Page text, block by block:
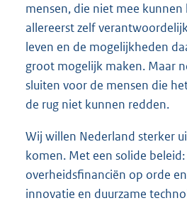
mensen, die niet mee
allereerst zelf
leven en de mogelijkheden
groot mogelijk maken. Maar
sluiten voor de mensen die
de rug niet kunnen redden.
Wij willen Nederland sterker
komen. Met een solide
overheidsfinanciën op orde
innovatie en duurzame